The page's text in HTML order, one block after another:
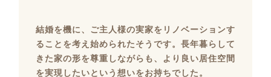
結婚を機に、ご主人様の実家をリノベーションす
ることを考え始められたそうです。長年暮らして
きた家の形を尊重しながらも、より良い居住空間
を実現したいという想いをお持ちでした。